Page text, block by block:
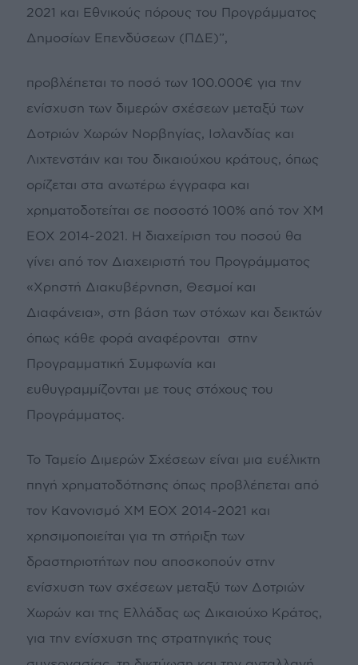
2021 και Εθνικούς πόρους του Προγράμματος
Δημοσίων Επενδύσεων (ΠΔΕ)”,
προβλέπεται το ποσό των 100.000€ για την
ενίσχυση των διμερών σχέσεων μεταξύ των
Δοτριών Χωρών Νορβηγίας, Ισλανδίας και
Λιχτενστάιν και του δικαιούχου κράτους, όπως
ορίζεται στα ανωτέρω έγγραφα και
χρηματοδοτείται σε ποσοστό 100% από τον ΧΜ
ΕΟΧ 2014-2021. Η διαχείριση του ποσού θα
γίνει από τον Διαχειριστή του Προγράμματος
«Χρηστή Διακυβέρνηση, Θεσμοί και
Διαφάνεια», στη βάση των στόχων και δεικτών
όπως κάθε φορά αναφέρονται στην
Προγραμματική Συμφωνία και
ευθυγραμμίζονται με τους στόχους του
Προγράμματος.
Το Ταμείο Διμερών Σχέσεων είναι μια ευέλικτη
πηγή χρηματοδότησης όπως προβλέπεται από
τον Κανονισμό ΧΜ ΕΟΧ 2014-2021 και
χρησιμοποιείται για τη στήριξη των
δραστηριοτήτων που αποσκοπούν στην
ενίσχυση των σχέσεων μεταξύ των Δοτριών
Χωρών και της Ελλάδας ως Δικαιούχο Κράτος,
για την ενίσχυση της στρατηγικής τους